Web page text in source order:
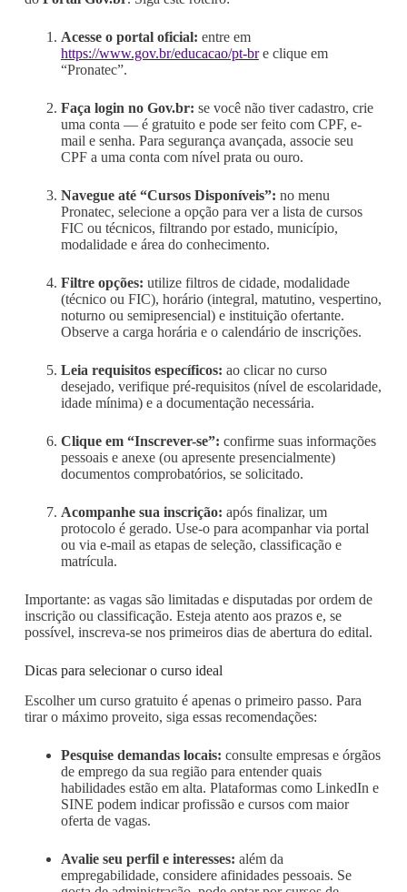
Acesse o portal oficial: entre em
https://www.gov.br/educacao/pt-bre clique em
“Pronatec”.
Faça login no Gov.br: se você não tiver cadastro, crie
uma conta — é gratuito e pode ser feito com CPF, e-
mail e senha. Para segurança avançada, associe seu
CPF a uma conta com nível prata ou ouro.
Navegue até “Cursos Disponíveis”: no menu
Pronatec, selecione a opção para ver a lista de cursos
FIC ou técnicos, filtrando por estado, município,
modalidade e área do conhecimento.
Filtre opções: utilize filtros de cidade, modalidade
(técnico ou FIC), horário (integral, matutino, vespertino,
noturno ou semipresencial) e instituição ofertante.
Observe a carga horária e o calendário de inscrições.
Leia requisitos específicos: ao clicar no curso
desejado, verifique pré-requisitos (nível de escolaridade,
idade mínima) e a documentação necessária.
Clique em “Inscrever-se”: confirme suas informações
pessoais e anexe (ou apresente presencialmente)
documentos comprobatórios, se solicitado.
Acompanhe sua inscrição: após finalizar, um
protocolo é gerado. Use-o para acompanhar via portal
ou via e-mail as etapas de seleção, classificação e
matrícula.
Importante: as vagas são limitadas e disputadas por ordem de
inscrição ou classificação. Esteja atento aos prazos e, se
possível, inscreva-se nos primeiros dias de abertura do edital.
Dicas para selecionar o curso ideal
Escolher um curso gratuito é apenas o primeiro passo. Para
tirar o máximo proveito, siga essas recomendações:
Pesquise demandas locais: consulte empresas e órgãos
de emprego da sua região para entender quais
habilidades estão em alta. Plataformas como LinkedIn e
SINE podem indicar profissão e cursos com maior
oferta de vagas.
Avalie seu perfil e interesses: além da
empregabilidade, considere afinidades pessoais. Se